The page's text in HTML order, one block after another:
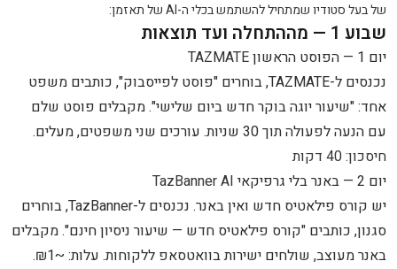
של בעל סטודיו שמתחיל להשתמש בכלי ה-AI של תאזמן:
שבוע 1 — מההתחלה ועד תוצאות
יום 1 — הפוסט הראשון
TAZMATE
נכנסים ל-TAZMATE, בוחרים "פוסט לפייסבוק", כותבים משפט
אחד: "שיעור יוגה בוקר חדש ביום שלישי". מקבלים פוסט שלם
עם הנעה לפעולה תוך 30 שניות. עורכים שני משפטים, מעלים.
חיסכון: 40 דקות
יום 2 — באנר בלי גרפיקאי
TazBanner AI
יש קורס פילאטיס חדש ואין באנר. נכנסים ל-TazBanner, בוחרים
סגנון, כותבים "קורס פילאטיס חדש — שיעור ניסיון חינם". מקבלים
באנר מעוצב, שולחים ישירות בוואטסאפ ללקוחות. עלות: ~₪1.